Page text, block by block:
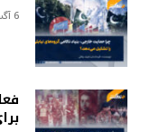
6 آگست 2026